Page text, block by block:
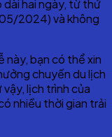
hai ngày, từ thứ
2024) và không
này, bạn có thể xin
chuyến du lịch
lịch trình của
nhiều thời gian trải